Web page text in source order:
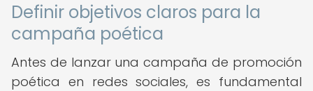
Definir objetivos claros para la
campaña poética
Antes de lanzar una campaña de promoción
poética en redes sociales, es fundamental